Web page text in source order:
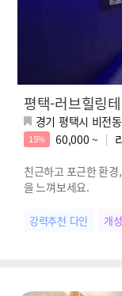
평택-러브힐링
경기 평택시 비전
15% 60,000 ~
친근하고 포근한 환
을 느껴보세요.
강력추천 다인 개